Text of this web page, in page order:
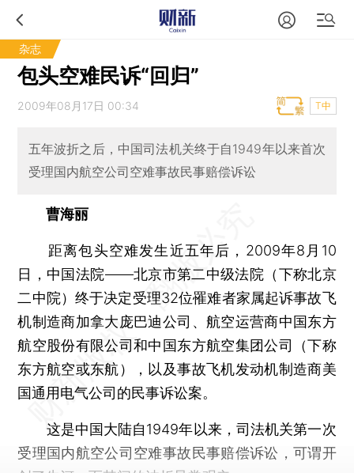
杂志
包头空难民诉“回归”
2009年08月17日 00:34 T中
五年波折之后，中国司法机关终于自1949年以来首次
受理国内航空公司空难事故民事赔偿诉讼
曹海丽
距离包头空难发生近五年后，2009年8月10
日，中国法院——北京市第二中级法院（下称北京
二中院）终于决定受理32位罹难者家属起诉事故飞
机制造商加拿大庞巴迪公司、航空运营商中国东方
航空股份有限公司和中国东方航空集团公司（下称
东方航空或东航），以及事故飞机发动机制造商美
国通用电气公司的民事诉讼案。
这是中国大陆自1949年以来，司法机关第一次
受理国内航空公司空难事故民事赔偿诉讼，可谓开